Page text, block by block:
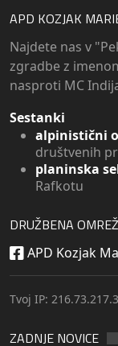
APD KOZJAK
Najdete nas v
zgradbe z
nasproti MC
Sestanki
alpinistični
društvenih
planinska
Rafkotu
DRUŽBENA
APD Kozjak
Tvoj IP:
ZADNJE NOVICE